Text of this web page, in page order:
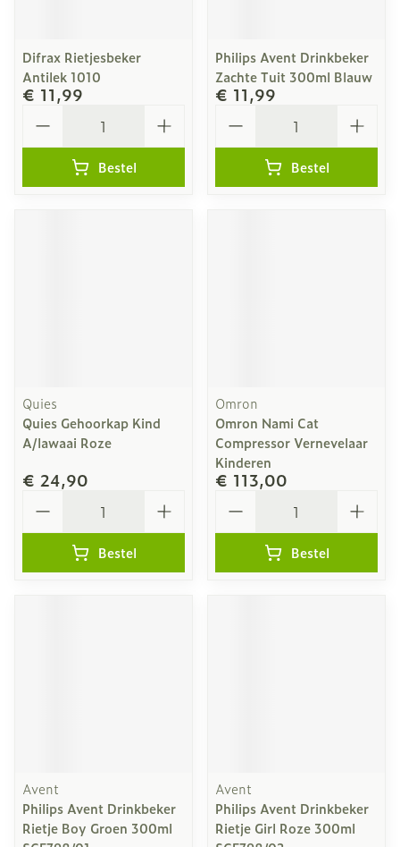
Difrax Rietjesbeker
Antilek 1010
€ 11,99
Bestel
Philips Avent Drinkbeker
Zachte Tuit 300ml Blauw
€ 11,99
Bestel
Quies
Quies Gehoorkap Kind
A/lawaai Roze
€ 24,90
Bestel
Omron
Omron Nami Cat
Compressor Vernevelaar
Kinderen
€ 113,00
Bestel
Avent
Philips Avent Drinkbeker
Rietje Boy Groen 300ml
Avent
Philips Avent Drinkbeker
Rietje Girl Roze 300ml